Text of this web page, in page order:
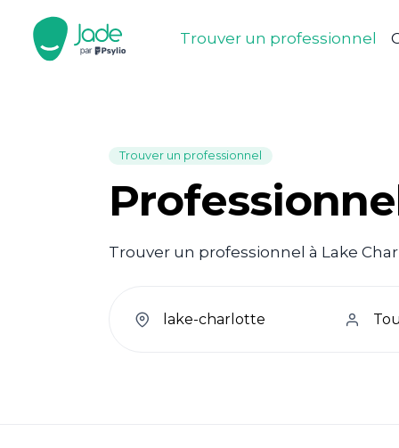
Trouver un professionnel
Trouver un professionnel
Trouver un professionnel à Lake
welcome.search.find.subtitle